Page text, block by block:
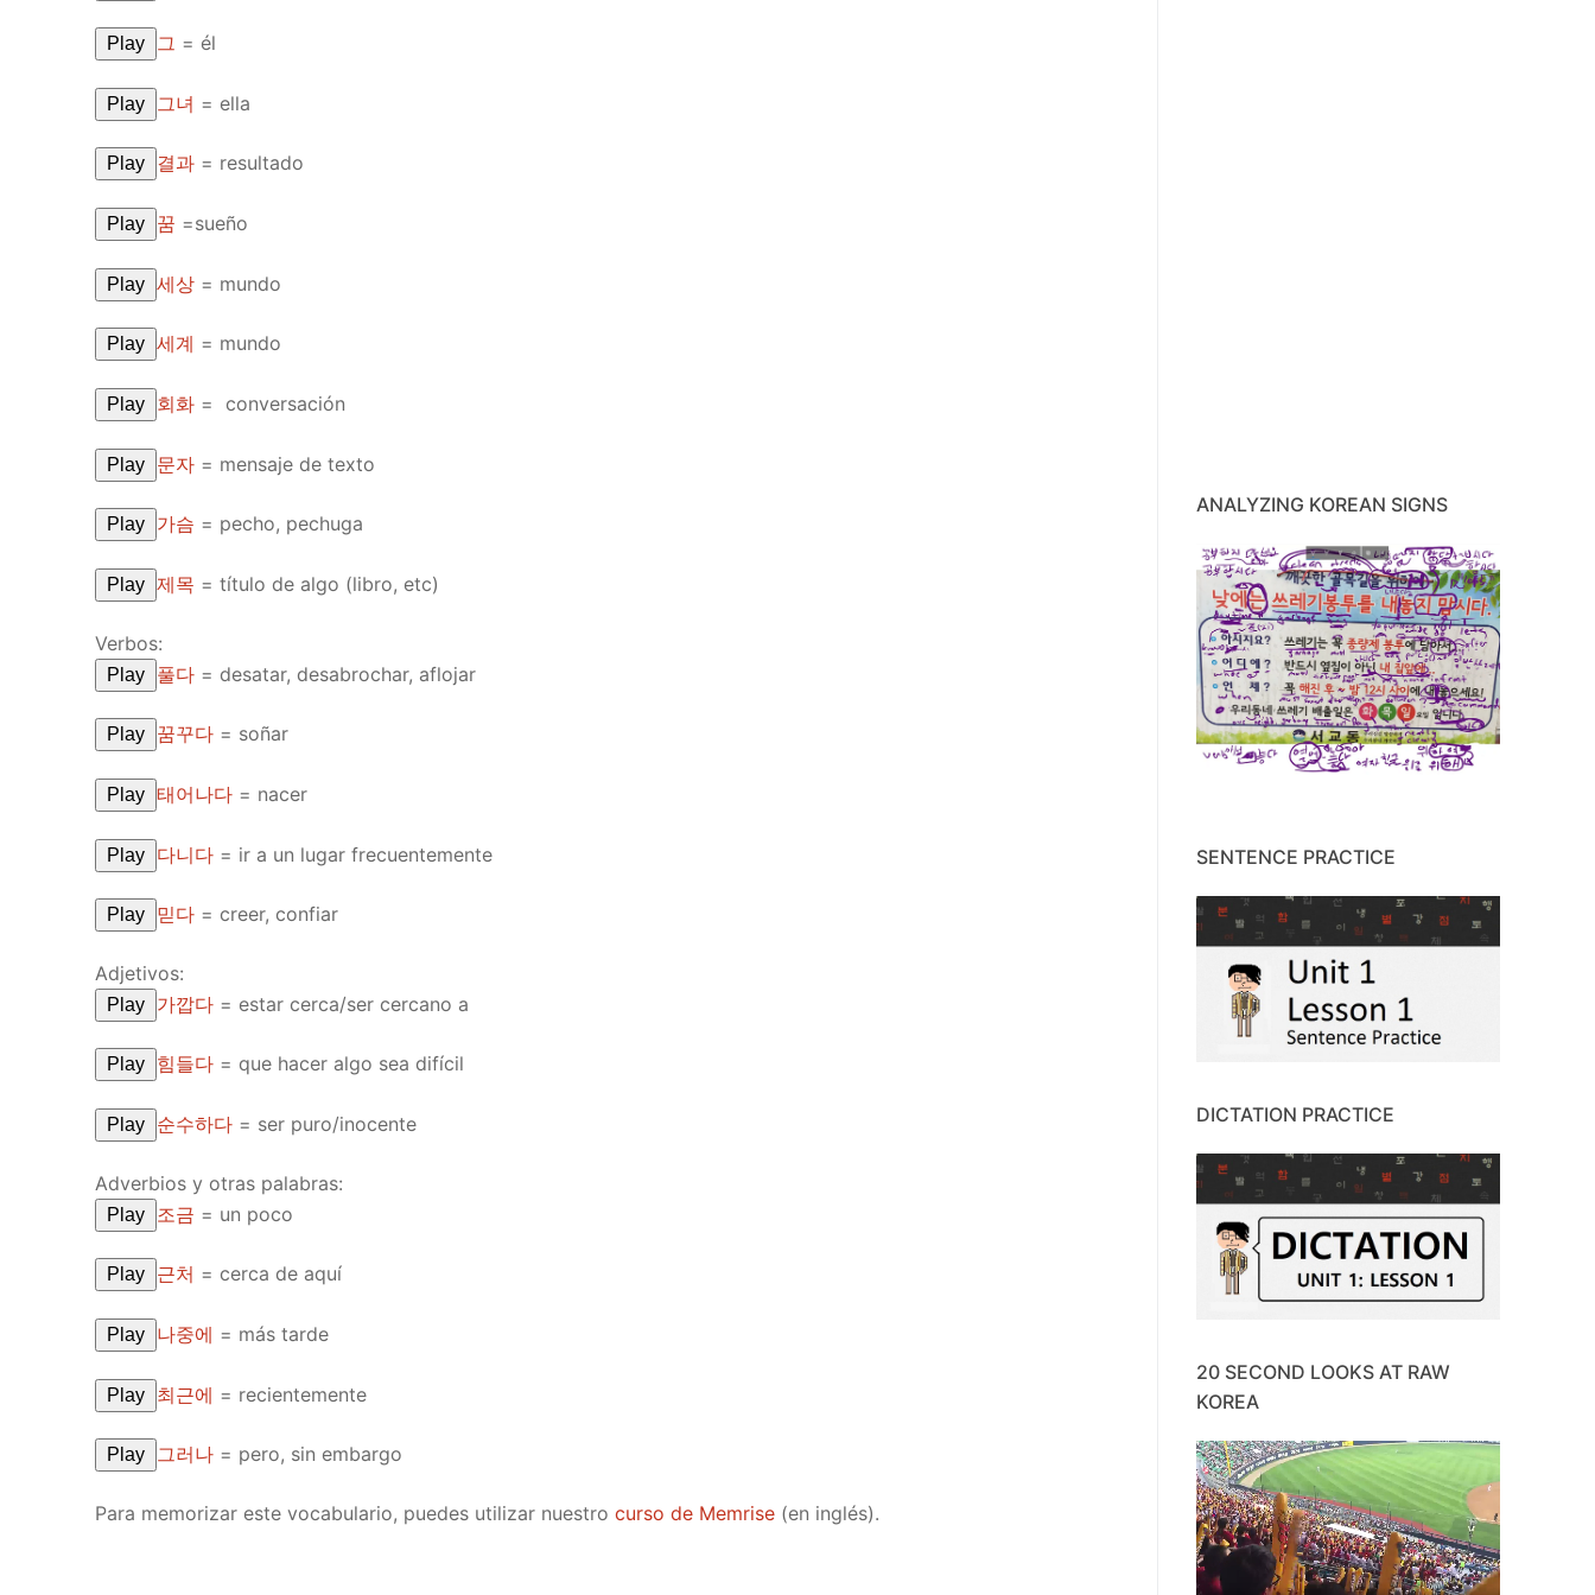
Play 그 = él
Play 그녀 = ella
Play 결과 = resultado
Play 꿈 =sueño
Play 세상 = mundo
Play 세계 = mundo
Play 회화 = conversación
Play 문자 = mensaje de texto
Play 가슴 = pecho, pechuga
Play 제목 = título de algo (libro, etc)
Verbos:
Play 풀다 = desatar, desabrochar, aflojar
Play 꿈꾸다 = soñar
Play 태어나다 = nacer
Play 다니다 = ir a un lugar frecuentemente
Play 믿다 = creer, confiar
Adjetivos:
Play 가깝다 = estar cerca/ser cercano a
Play 힘들다 = que hacer algo sea difícil
Play 순수하다 = ser puro/inocente
Adverbios y otras palabras:
Play 조금 = un poco
Play 근처 = cerca de aquí
Play 나중에 = más tarde
Play 최근에 = recientemente
Play 그러나 = pero, sin embargo
Para memorizar este vocabulario, puedes utilizar nuestro curso de Memrise (en inglés).
ANALYZING KOREAN SIGNS
SENTENCE PRACTICE
DICTATION PRACTICE
20 SECOND LOOKS AT RAW
KOREA